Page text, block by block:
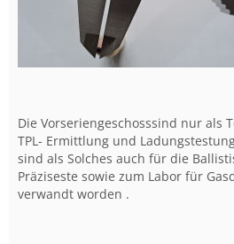
Die Vorseriengeschosssind nur als
TPL- Ermittlung und
sind als Solches auch für die
Präziseste sowie zum Labor für
verwandt worden .